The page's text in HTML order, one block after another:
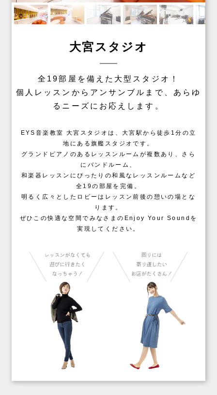
大宮スタジオ
全19部屋を備えた大型スタジオ！
個人レッスンからアンサンブルまで、あらゆ
るニーズにお応えします。
EYS音楽教室 大宮スタジオは、大宮駅から徒歩1分の立
地にある旗艦スタジオです。
グランドピアノのあるレッスンルームが複数あり、さら
にバンドルーム、
和楽器レッスンにぴったりの和風なレッスンルームなど
全19の部屋を完備。
明るく広々としたロビーはレッスン前後の憩いの場とな
ります。
ぜひこの快適な空間でみなさまのEnjoy Your Soundを
実現してください。